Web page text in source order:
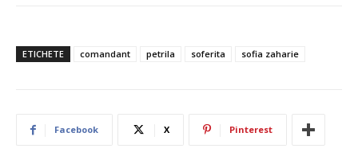
ETICHETE comandant petrila soferita sofia zaharie
Facebook X Pinterest